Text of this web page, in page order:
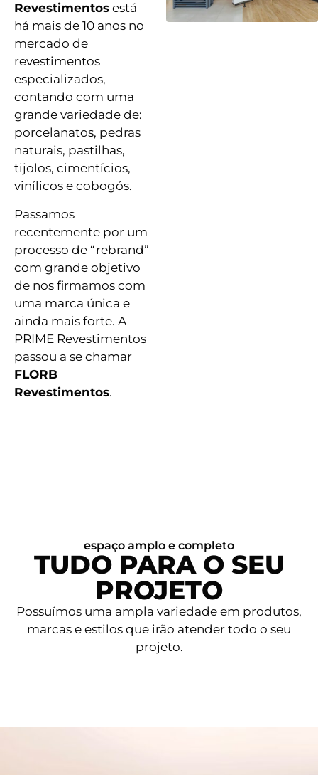
Revestimentos está
há mais de 10 anos no
mercado de
revestimentos
especializados,
contando com uma
grande variedade de:
porcelanatos, pedras
naturais, pastilhas,
tijolos, cimentícios,
vinílicos e cobogós.
Passamos
recentemente por um
processo de “rebrand”
com grande objetivo
de nos firmamos com
uma marca única e
ainda mais forte. A
PRIME Revestimentos
passou a se chamar
FLORB
Revestimentos.
espaço amplo e completo
TUDO PARA O SEU
PROJETO
Possuímos uma ampla variedade em produtos,
marcas e estilos que irão atender todo o seu
projeto.